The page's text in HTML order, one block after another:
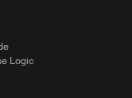
Logic